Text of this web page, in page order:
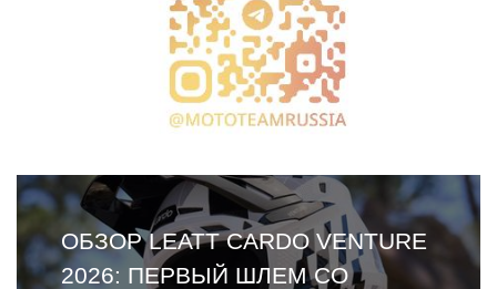
ОБЗОР LEATT CARDO VENTURE
2026: ПЕРВЫЙ ШЛЕМ СО